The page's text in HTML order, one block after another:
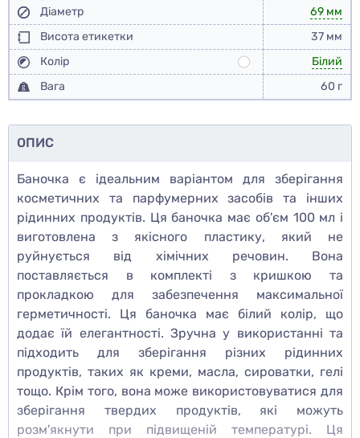
Діаметр
69 мм
Висота етикетки
37 мм
Колір
Білий
Вага
60 г
ОПИС
Баночка є ідеальним варіантом для зберігання
косметичних та парфумерних засобів та інших
рідинних продуктів. Ця баночка має об'єм 100 мл і
виготовлена з якісного пластику, який не
руйнується від хімічних речовин. Вона
поставляється в комплекті з кришкою та
прокладкою для забезпечення максимальної
герметичності. Ця баночка має білий колір, що
додає їй елегантності. Зручна у використанні та
підходить для зберігання різних рідинних
продуктів, таких як креми, масла, сироватки, гелі
тощо. Крім того, вона може використовуватися для
зберігання твердих продуктів, які можуть
розм'якнути при підвищеній температурі. Ця